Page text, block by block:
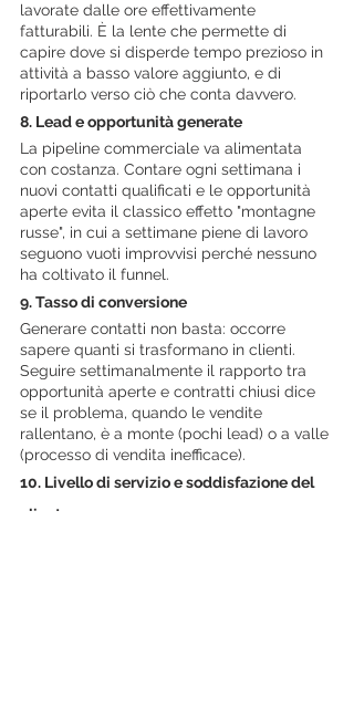
lavorate dalle ore effettivamente
fatturabili. È la lente che permette di
capire dove si disperde tempo prezioso in
attività a basso valore aggiunto, e di
riportarlo verso ciò che conta davvero.
8. Lead e opportunità generate
La pipeline commerciale va alimentata
con costanza. Contare ogni settimana i
nuovi contatti qualificati e le opportunità
aperte evita il classico effetto "montagne
russe", in cui a settimane piene di lavoro
seguono vuoti improvvisi perché nessuno
ha coltivato il funnel.
9. Tasso di conversione
Generare contatti non basta: occorre
sapere quanti si trasformano in clienti.
Seguire settimanalmente il rapporto tra
opportunità aperte e contratti chiusi dice
se il problema, quando le vendite
rallentano, è a monte (pochi lead) o a valle
(processo di vendita inefficace).
10. Livello di servizio e soddisfazione del
cliente